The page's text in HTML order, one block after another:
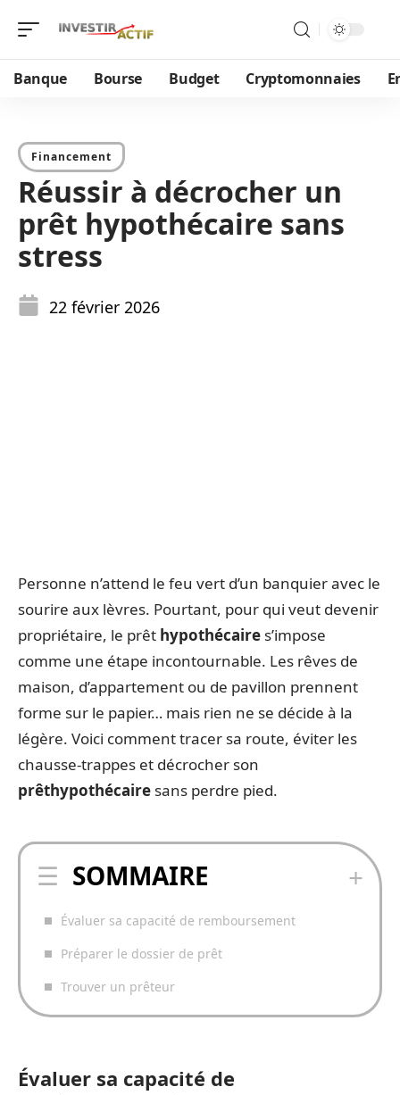
Banque Bourse Budget Cryptomonnaies
Financement
Réussir à décrocher un
prêt hypothécaire sans
stress
22 février 2026
Personne n’attend le feu vert d’un banquier avec le
sourire aux lèvres. Pourtant, pour qui veut devenir
propriétaire, le prêt hypothécaire s’impose
comme une étape incontournable. Les rêves de
maison, d’appartement ou de pavillon prennent
forme sur le papier… mais rien ne se décide à la
légère. Voici comment tracer sa route, éviter les
chausse-trappes et décrocher son
prêthypothécaire sans perdre pied.
SOMMAIRE
Évaluer sa capacité de remboursement
Préparer le dossier de prêt
Trouver un prêteur
Évaluer sa capacité de